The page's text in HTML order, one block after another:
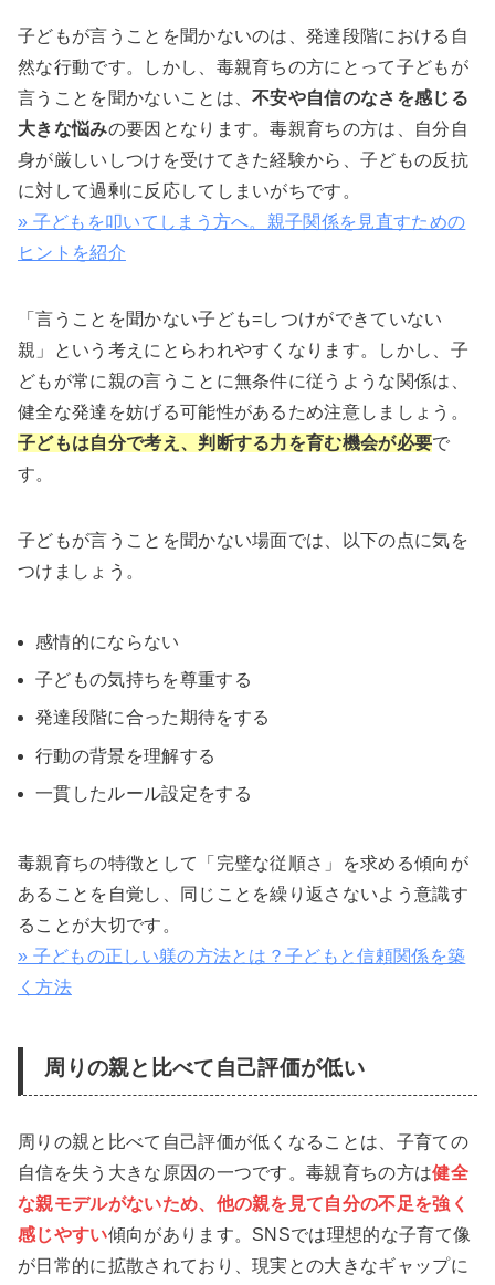
子どもが言うことを聞かないのは、発達段階における自
然な行動です。しかし、毒親育ちの方にとって子どもが
言うことを聞かないことは、不安や自信のなさを感じる
大きな悩みの要因となります。毒親育ちの方は、自分自
身が厳しいしつけを受けてきた経験から、子どもの反抗
に対して過剰に反応してしまいがちです。
» 子どもを叩いてしまう方へ。親子関係を見直すための
ヒントを紹介
「言うことを聞かない子ども=しつけができていない
親」という考えにとらわれやすくなります。しかし、子
どもが常に親の言うことに無条件に従うような関係は、
健全な発達を妨げる可能性があるため注意しましょう。
子どもは自分で考え、判断する力を育む機会が必要で
す。
子どもが言うことを聞かない場面では、以下の点に気を
つけましょう。
感情的にならない
子どもの気持ちを尊重する
発達段階に合った期待をする
行動の背景を理解する
一貫したルール設定をする
毒親育ちの特徴として「完璧な従順さ」を求める傾向が
あることを自覚し、同じことを繰り返さないよう意識す
ることが大切です。
» 子どもの正しい躾の方法とは？子どもと信頼関係を築
く方法
周りの親と比べて自己評価が低い
周りの親と比べて自己評価が低くなることは、子育ての
自信を失う大きな原因の一つです。毒親育ちの方は健全
な親モデルがないため、他の親を見て自分の不足を強く
感じやすい傾向があります。SNSでは理想的な子育て像
が日常的に拡散されており、現実との大きなギャップに